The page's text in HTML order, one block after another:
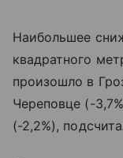
Наибольшее
квадратного
произошло в
Череповце (-
(-2,2%),